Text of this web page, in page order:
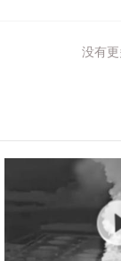
没有